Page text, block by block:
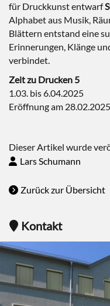
für Druckkunst entwarf
Alphabet aus Musik,
Blättern entstand eine
Erinnerungen, Klänge
verbindet.
Zeit zu Drucken 5
1.03. bis 6.04.2025
Eröffnung am
Dieser Artikel wurde
Lars Schumann
Zurück zur Übersicht
Kontakt